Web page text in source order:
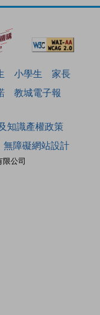
小學生
家長
教城電子報
公司
知識產權政策
無障礙網站設計